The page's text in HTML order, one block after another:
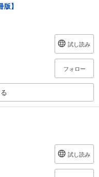
】
試し読み
フォロー
試し読み